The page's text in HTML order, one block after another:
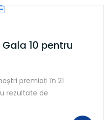
10 pentru
premiați în 21
rezultate de